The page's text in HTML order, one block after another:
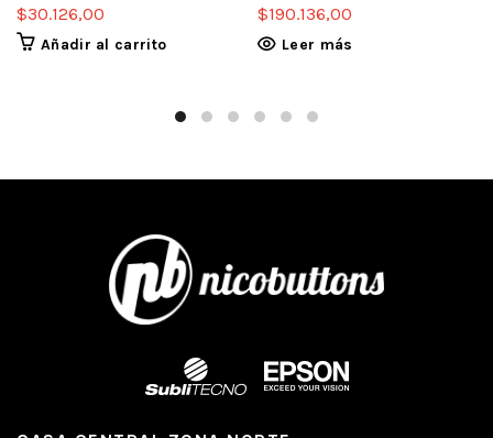
$30.126,00
Añadir al carrito
$190.136,00
Leer más